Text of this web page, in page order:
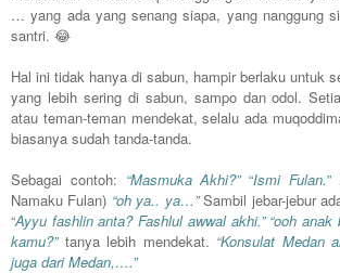
… yang ada yang senang siapa, yang nanggung
santri. 😂
Hal ini tidak hanya di sabun, hampir berlaku untuk
yang lebih sering di sabun, sampo dan odol.
atau teman-teman mendekat, selalu ada
biasanya sudah tanda-tanda.
Sebagai contoh: “Masmuka Akhi?”“Ismi Fulan.”
Namaku Fulan) “oh ya.. ya…”Sambil jebar-jebur
“Ayyu fashlin anta? Fashlul awwal akhi.” “ooh anak
kamu?”tanya lebih mendekat. “Konsulat
juga dari Medan,….”